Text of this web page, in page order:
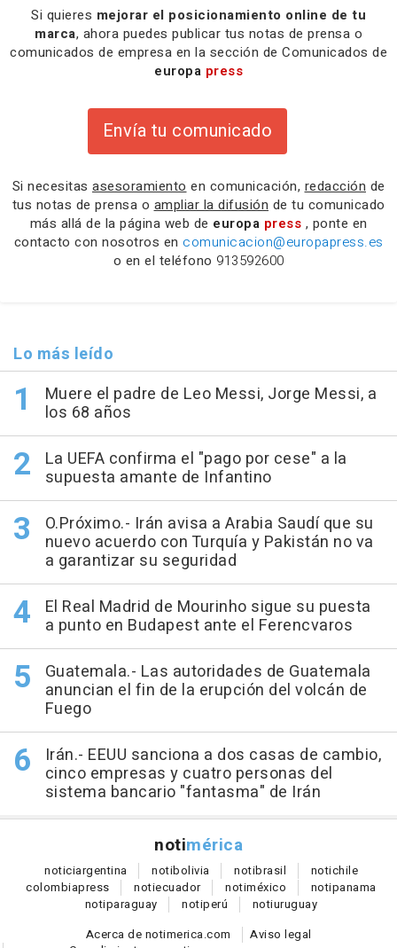
Si quieres mejorar el posicionamiento online de tu
marca, ahora puedes publicar tus notas de prensa o
comunicados de empresa en la sección de Comunicados de
europa press
Envía tu comunicado
Si necesitas asesoramiento en comunicación, redacción de
tus notas de prensa o ampliar la difusión de tu comunicado
más allá de la página web de europa press , ponte en
contacto con nosotros en comunicacion@europapress.es
o en el teléfono 913592600
Lo más leído
Muere el padre de Leo Messi, Jorge Messi, a
los 68 años
La UEFA confirma el "pago por cese" a la
supuesta amante de Infantino
O.Próximo.- Irán avisa a Arabia Saudí que su
nuevo acuerdo con Turquía y Pakistán no va
a garantizar su seguridad
El Real Madrid de Mourinho sigue su puesta
a punto en Budapest ante el Ferencvaros
Guatemala.- Las autoridades de Guatemala
anuncian el fin de la erupción del volcán de
Fuego
Irán.- EEUU sanciona a dos casas de cambio,
cinco empresas y cuatro personas del
sistema bancario "fantasma" de Irán
notimérica
noticiargentina notibolivia notibrasil notichile
colombiapress notiecuador notiméxico notipanama
notiparaguay notiperú notiuruguay
Acerca de notimerica.com
Aviso legal